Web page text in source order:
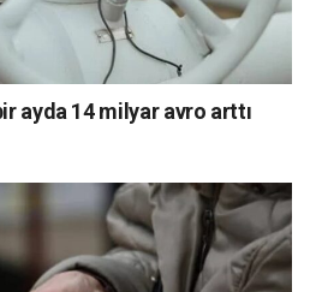
ayda 14 milyar avro arttı